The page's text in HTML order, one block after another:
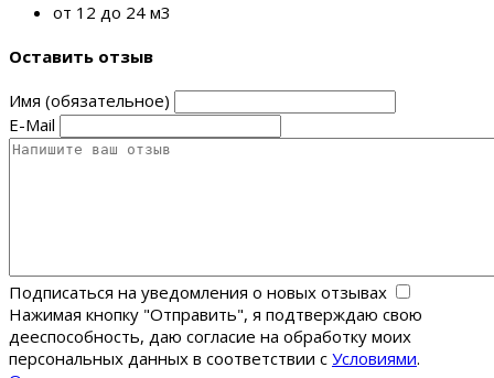
от 12 до 24 м3
Оставить отзыв
Имя (обязательное)
E-Mail
Подписаться на уведомления о новых отзывах
Нажимая кнопку "Отправить", я подтверждаю свою
дееспособность, даю согласие на обработку моих
персональных данных в соответствии с Условиями.